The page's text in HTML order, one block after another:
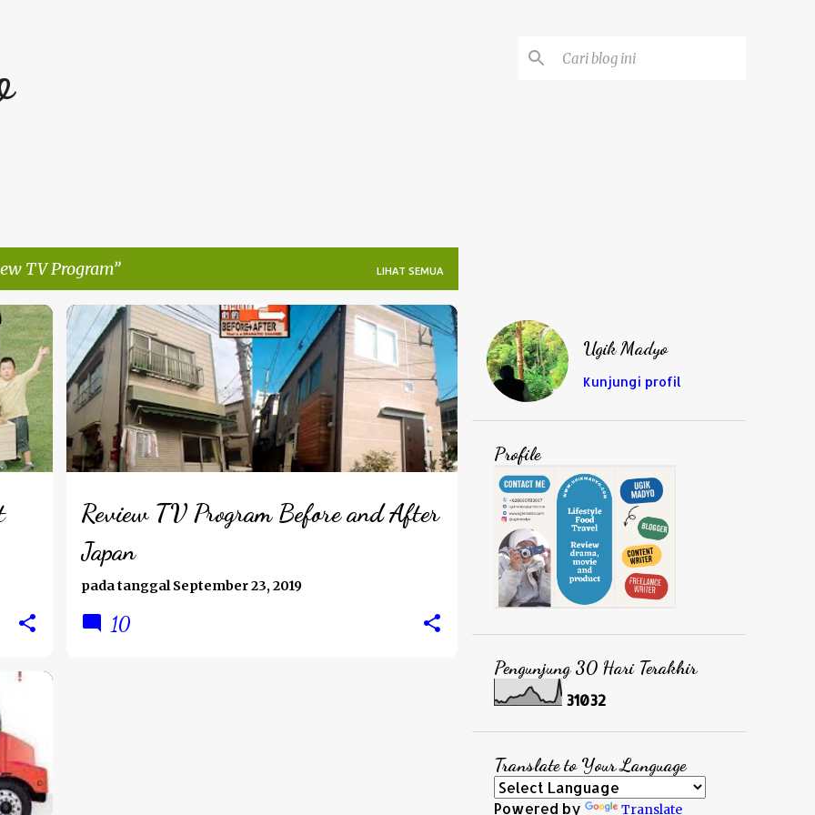
TV Program LIHAT SEMUA
Review TV Program Before and After
Japan
pada tanggalSeptember 23, 2019
REVIEW TV PROGRAM
10
Ugik Madyo
Kunjungi profil
Profile
Pengunjung 30 Hari Terakhir
31032
Translate to Your Language
Powered by Translate